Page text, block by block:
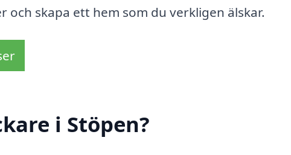
skapa ett hem som du verkligen älskar.
i Stöpen?